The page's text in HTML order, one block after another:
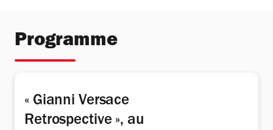
Programme
« Gianni Versace
Retrospective », au